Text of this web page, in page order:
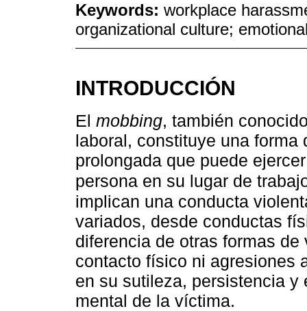
Keywords: workplace
organizational culture;
INTRODUCCIÓN
El mobbing, también
laboral, constituye una
prolongada que puede
persona en su lugar de
implican una conducta
variados, desde conductas
diferencia de otras formas
contacto físico ni agresiones
en su sutileza, persistencia
mental de la víctima.